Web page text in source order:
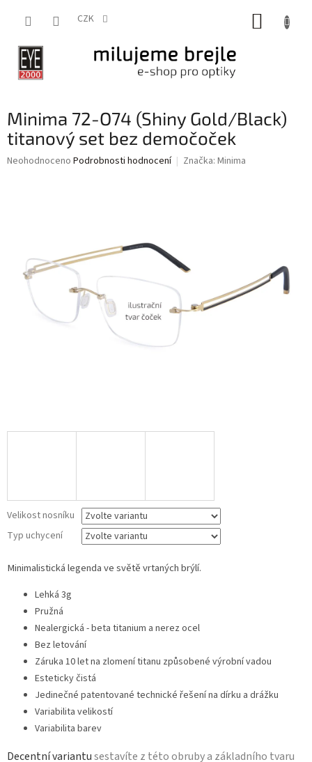
CZK
Minima 72-O74 (Shiny Gold/Black)
titanový set bez demočoček
Průměrné
Neohodnoceno Podrobnosti hodnocení Značka: Minima
Velikost nosníku
Typ uchycení
Minimalistická legenda ve světě vrtaných brýlí.
Lehká 3g
Pružná
Nealergická - beta titanium a nerez ocel
Bez letování
Záruka 10 let na zlomení titanu způsobené výrobní vadou
Esteticky čistá
Jedinečné patentované technické řešení na dírku a drážku
Variabilita velikostí
Variabilita barev
Decentní variantusestavíte z této obruby a základního tvaru